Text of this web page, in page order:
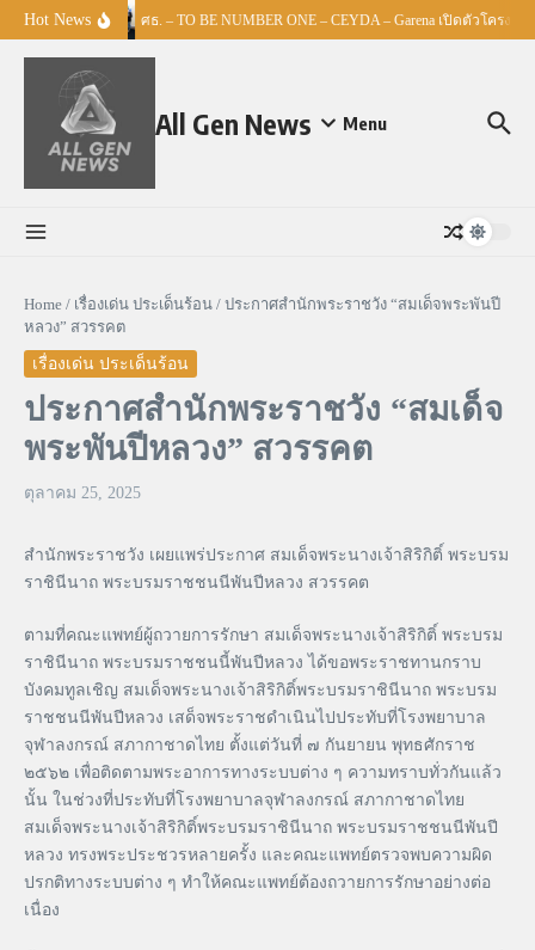
Skip to content
Hot News ศธ. – TO BE NUMBER ONE – CEYDA – Garena เปิดตัวโครง
All Gen News Menu
Home / เรื่องเด่น ประเด็นร้อน / ประกาศสำนักพระราชวัง “สมเด็จพระพันปี
หลวง” สวรรคต
เรื่องเด่น ประเด็นร้อน
ประกาศสำนักพระราชวัง “สมเด็จ
พระพันปีหลวง” สวรรคต
ตุลาคม 25, 2025
สำนักพระราชวัง เผยแพร่ประกาศ สมเด็จพระนางเจ้าสิริกิติ์ พระบรม
ราชินีนาถ พระบรมราชชนนีพันปีหลวง สวรรคต
ตามที่คณะแพทย์ผู้ถวายการรักษา สมเด็จพระนางเจ้าสิริกิติ์ พระบรม
ราชินีนาถ พระบรมราชชนนี้พันปีหลวง ได้ขอพระราชทานกราบ
บังคมทูลเชิญ สมเด็จพระนางเจ้าสิริกิติ์พระบรมราชินีนาถ พระบรม
ราชชนนีพันปีหลวง เสด็จพระราชดำเนินไปประทับที่โรงพยาบาล
จุฬาลงกรณ์ สภากาชาดไทย ตั้งแต่วันที่ ๗ กันยายน พุทธศักราช
๒๕๖๒ เพื่อติดตามพระอาการทางระบบต่าง ๆ ความทราบทั่วกันแล้ว
นั้น ในช่วงที่ประทับที่โรงพยาบาลจุฬาลงกรณ์ สภากาชาดไทย
สมเด็จพระนางเจ้าสิริกิติ์พระบรมราชินีนาถ พระบรมราชชนนีพันปี
หลวง ทรงพระประชวรหลายครั้ง และคณะแพทย์ตรวจพบความผิด
ปรกติทางระบบต่าง ๆ ทำให้คณะแพทย์ต้องถวายการรักษาอย่างต่อ
เนื่อง